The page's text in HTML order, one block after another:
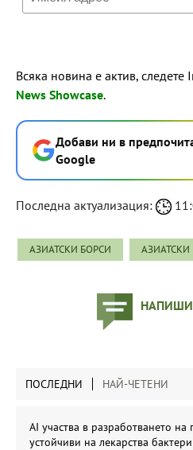
Всяка новина е актив, следете
News Showcase.
Добави ни в
Google
Последна актуализация:
АЗИАТСКИ БОРСИ АЗИАТСКИ
ПОСЛЕДНИ НАЙ-ЧЕТЕНИ
AI участва в разработването
устойчиви на лекарства